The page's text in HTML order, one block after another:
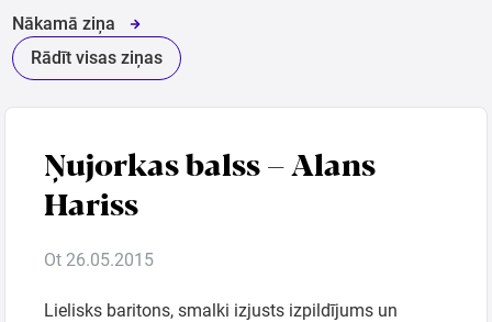
Latviešu
Mūzika
Mūzika
Teātris
Ģimenei
Rādīt visas ziņas
Nākamā ziņa
Ņujorkas balss – Alans
Hariss
Ot 26.05.2015
Lielisks baritons, smalki izjusts izpildījums un